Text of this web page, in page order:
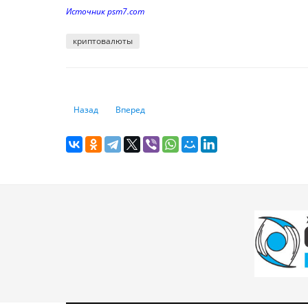
Источник psm7.com
криптовалюты
Предыдущий: Биткоин приближается ко дну - Али
Назад Следующий: В Казахстане легализовали
Вперед